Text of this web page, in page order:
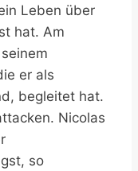
Leben über
hat. Am
er als
begleitet hat.
Nicolas
so